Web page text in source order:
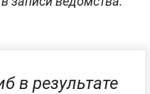
в результате